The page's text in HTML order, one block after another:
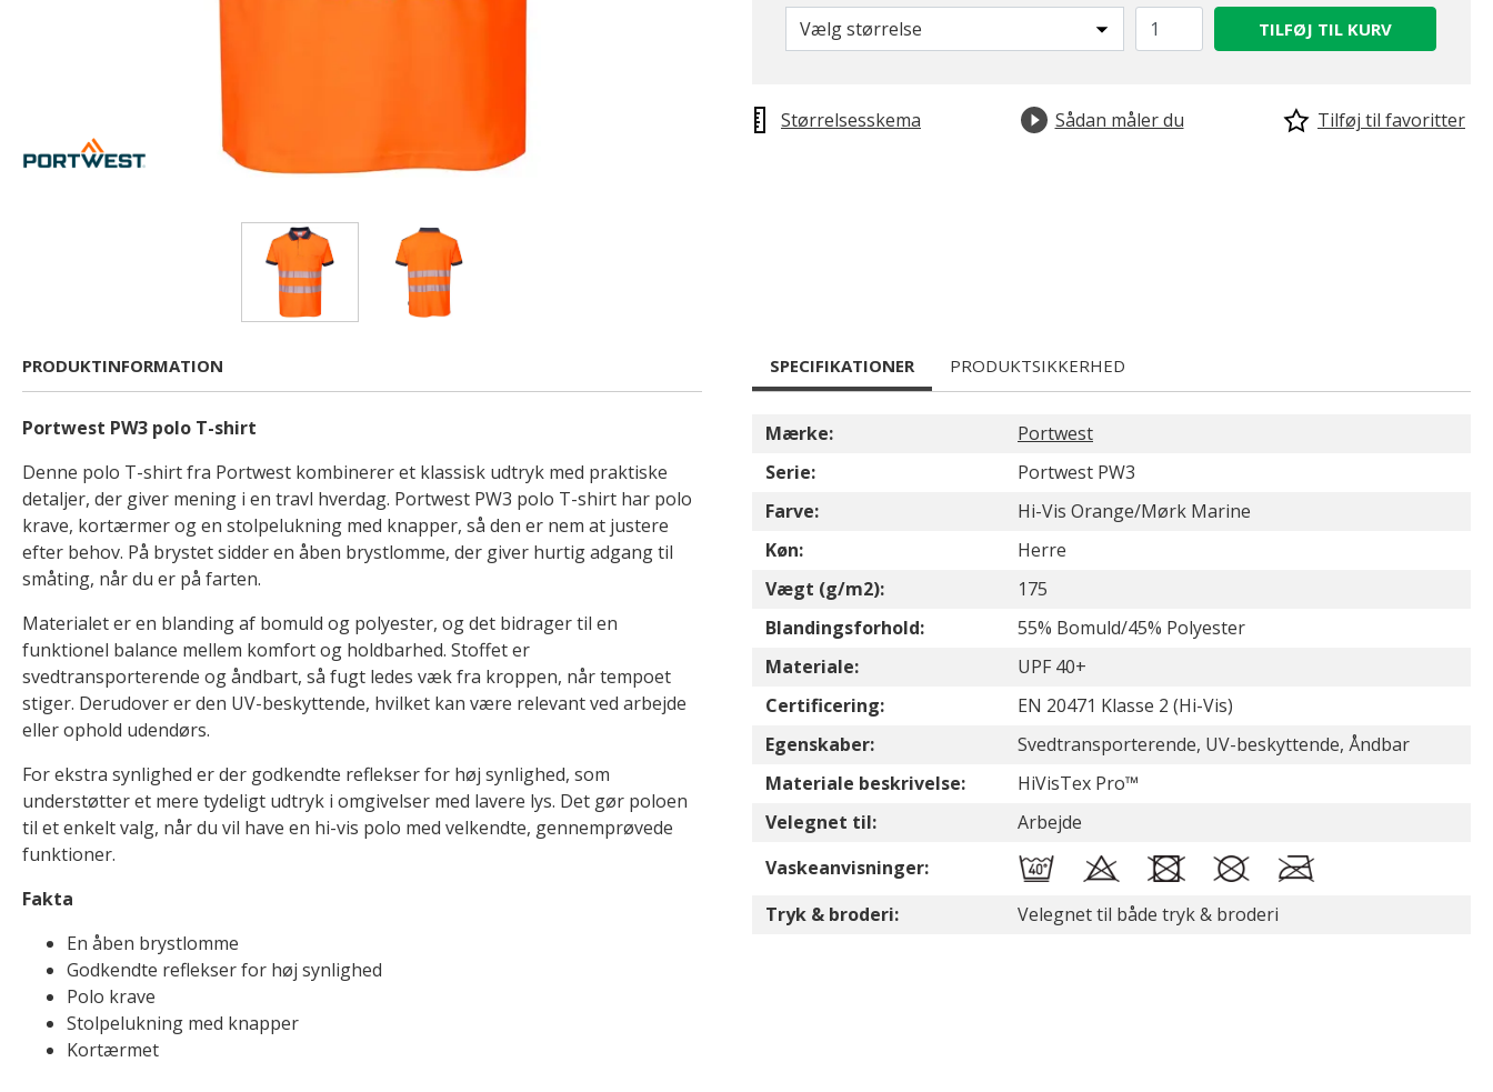
Vælg størrelse
TILFØJ TIL KURV
Størrelsesskema Sådan måler du Tilføj til favoritter
PRODUKTINFORMATION
Portwest PW3 polo T-shirt
Denne polo T-shirt fra Portwest kombinerer et klassisk udtryk med praktiske
detaljer, der giver mening i en travl hverdag. Portwest PW3 polo T-shirt har polo
krave, kortærmer og en stolpelukning med knapper, så den er nem at justere
efter behov. På brystet sidder en åben brystlomme, der giver hurtig adgang til
småting, når du er på farten.
Materialet er en blanding af bomuld og polyester, og det bidrager til en
funktionel balance mellem komfort og holdbarhed. Stoffet er
svedtransporterende og åndbart, så fugt ledes væk fra kroppen, når tempoet
stiger. Derudover er den UV-beskyttende, hvilket kan være relevant ved arbejde
eller ophold udendørs.
For ekstra synlighed er der godkendte reflekser for høj synlighed, som
understøtter et mere tydeligt udtryk i omgivelser med lavere lys. Det gør poloen
til et enkelt valg, når du vil have en hi-vis polo med velkendte, gennemprøvede
funktioner.
Fakta
En åben brystlomme
Godkendte reflekser for høj synlighed
Polo krave
Stolpelukning med knapper
Kortærmet
SPECIFIKATIONER PRODUKTSIKKERHED
Mærke:
Portwest
Serie:
Portwest PW3
Farve:
Hi-Vis Orange/Mørk Marine
Køn:
Herre
Vægt (g/m2):
175
Blandingsforhold:
55% Bomuld/45% Polyester
Materiale:
UPF 40+
Certificering:
EN 20471 Klasse 2 (Hi-Vis)
Egenskaber:
Svedtransporterende, UV-beskyttende, Åndbar
Materiale beskrivelse:
HiVisTex Pro™
Velegnet til:
Arbejde
Vaskeanvisninger:
Tryk & broderi:
Velegnet til både tryk & broderi